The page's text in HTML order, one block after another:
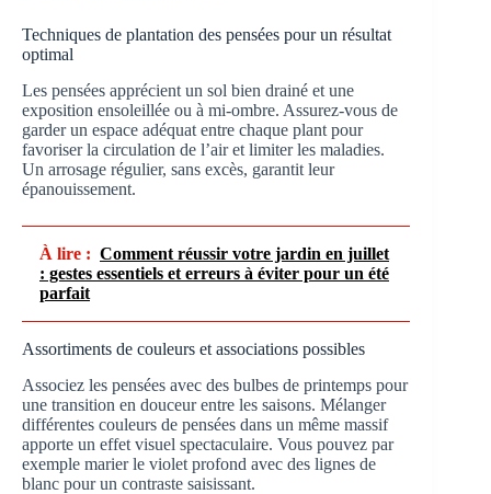
Techniques de plantation des pensées pour un résultat
optimal
Les pensées apprécient un sol bien drainé et une
exposition ensoleillée ou à mi-ombre. Assurez-vous de
garder un espace adéquat entre chaque plant pour
favoriser la circulation de l’air et limiter les maladies.
Un arrosage régulier, sans excès, garantit leur
épanouissement.
À lire : Comment réussir votre jardin en juillet
: gestes essentiels et erreurs à éviter pour un été
parfait
Assortiments de couleurs et associations possibles
Associez les pensées avec des bulbes de printemps pour
une transition en douceur entre les saisons. Mélanger
différentes couleurs de pensées dans un même massif
apporte un effet visuel spectaculaire. Vous pouvez par
exemple marier le violet profond avec des lignes de
blanc pour un contraste saisissant.